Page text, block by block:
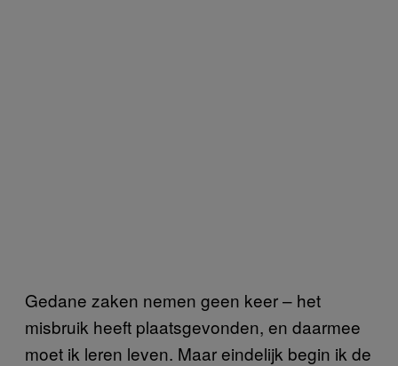
Gedane zaken nemen geen keer – het
misbruik heeft plaatsgevonden, en daarmee
moet ik leren leven. Maar eindelijk begin ik de